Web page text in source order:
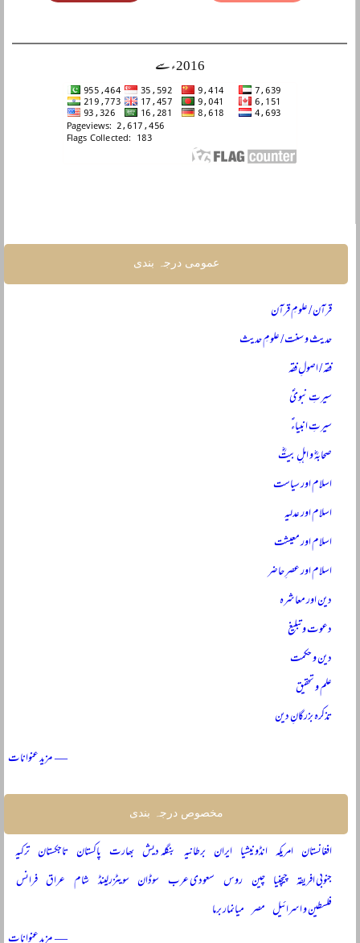
2016ء سے
عمومی درجہ بندی
قرآن / علومِ قرآن
حدیث و سنت / علومِ حدیث
فقہ / اصولِ فقہ
سیرتِ نبویؐ
سیرتِ انبیاءؑ
صحابہؓ و اہلِ بیتؓ
اسلام اور سیاست
اسلام اور عدلیہ
اسلام اور معیشت
اسلام اور عصرِ حاضر
دین اور معاشرہ
دعوت و تبلیغ
دین و حکمت
علم و تحقیق
تذکرہ بزرگانِ دین
— مزید عنوانات
مخصوص درجہ بندی
افغانستان امریکہ انڈونیشیا ایران برطانیہ بنگلہ دیش بھارت پاکستان تاجکستان ترکیہ
جنوبی افریقہ چیچنیا چین روس سعودی عرب سوڈان سویٹزرلینڈ شام عراق فرانس
فلسطین و اسرائیل مصر میانمار برما